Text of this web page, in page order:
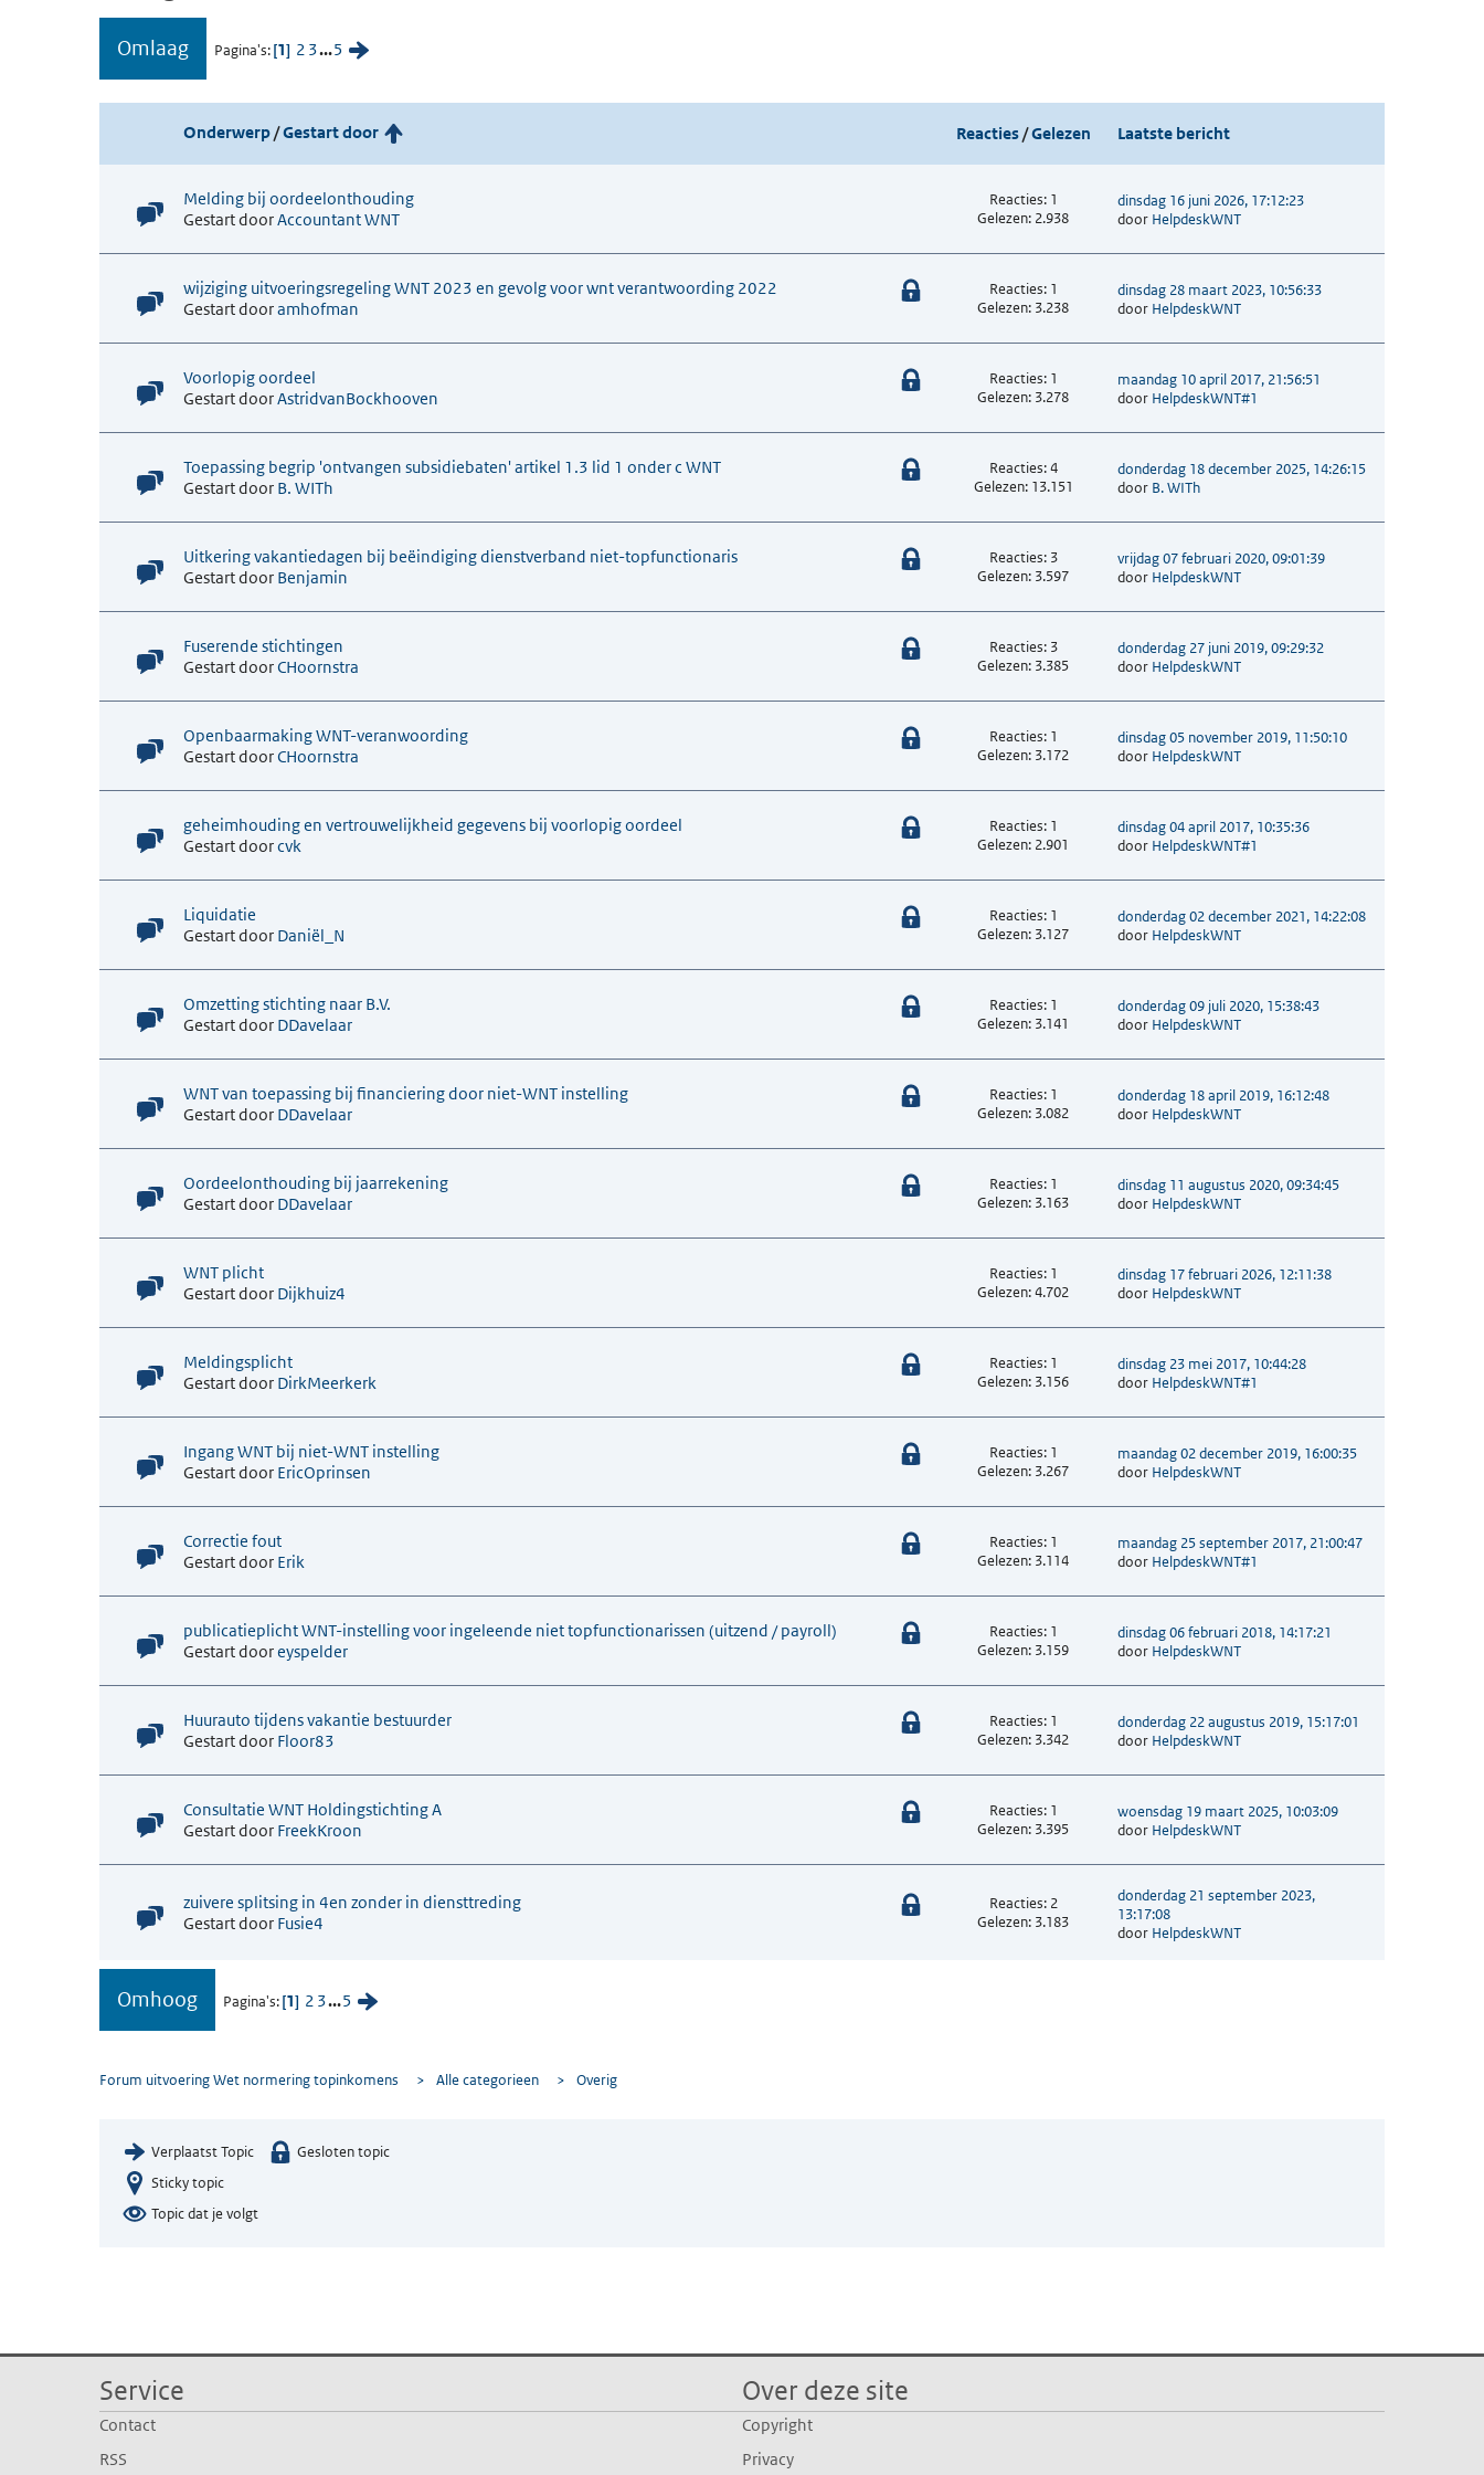
Omlaag Pagina's 1 2 3...5
Onderwerp/Gestart door Reacties/Gelezen Laatste bericht
Melding bij oordeelonthouding
Gestart doorAccountant WNT
Reacties: 1
Gelezen: 2.938
dinsdag 16 juni 2026, 17:12:23
door HelpdeskWNT
wijziging uitvoeringsregeling WNT 2023 en gevolg voor wnt verantwoording 2022
Gestart dooramhofman
Reacties: 1
Gelezen: 3.238
dinsdag 28 maart 2023, 10:56:33
door HelpdeskWNT
Voorlopig oordeel
Gestart doorAstridvanBockhooven
Reacties: 1
Gelezen: 3.278
maandag 10 april 2017, 21:56:51
door HelpdeskWNT#1
Toepassing begrip 'ontvangen subsidiebaten' artikel 1.3 lid 1 onder c WNT
Gestart door B. WITh
Reacties: 4
Gelezen: 13.151
donderdag 18 december 2025, 14:26:15
door B. WITh
Uitkering vakantiedagen bij beëindiging dienstverband niet-topfunctionaris
Gestart door Benjamin
Reacties: 3
Gelezen: 3.597
vrijdag 07 februari 2020, 09:01:39
door HelpdeskWNT
Fuserende stichtingen
Gestart doorCHoornstra
Reacties: 3
Gelezen: 3.385
donderdag 27 juni 2019, 09:29:32
door HelpdeskWNT
Openbaarmaking WNT-veranwoording
Gestart doorCHoornstra
Reacties: 1
Gelezen: 3.172
dinsdag 05 november 2019, 11:50:10
door HelpdeskWNT
geheimhouding en vertrouwelijkheid gegevens bij voorlopig oordeel
Gestart doorcvk
Reacties: 1
Gelezen: 2.901
dinsdag 04 april 2017, 10:35:36
door HelpdeskWNT#1
Liquidatie
Gestart door Daniël_N
Reacties: 1
Gelezen: 3.127
donderdag 02 december 2021, 14:22:08
door HelpdeskWNT
Omzetting stichting naar B.V.
Gestart door DDavelaar
Reacties: 1
Gelezen: 3.141
donderdag 09 juli 2020, 15:38:43
door HelpdeskWNT
WNT van toepassing bij financiering door niet-WNT instelling
Gestart door DDavelaar
Reacties: 1
Gelezen: 3.082
donderdag 18 april 2019, 16:12:48
door HelpdeskWNT
Oordeelonthouding bij jaarrekening
Gestart door DDavelaar
Reacties: 1
Gelezen: 3.163
dinsdag 11 augustus 2020, 09:34:45
door HelpdeskWNT
WNT plicht
Gestart door Dijkhuiz4
Reacties: 1
Gelezen: 4.702
dinsdag 17 februari 2026, 12:11:38
door HelpdeskWNT
Meldingsplicht
Gestart door DirkMeerkerk
Reacties: 1
Gelezen: 3.156
dinsdag 23 mei 2017, 10:44:28
door HelpdeskWNT#1
Ingang WNT bij niet-WNT instelling
Gestart door EricOprinsen
Reacties: 1
Gelezen: 3.267
maandag 02 december 2019, 16:00:35
door HelpdeskWNT
Correctie fout
Gestart door Erik
Reacties: 1
Gelezen: 3.114
maandag 25 september 2017, 21:00:47
door HelpdeskWNT#1
publicatieplicht WNT-instelling voor ingeleende niet topfunctionarissen (uitzend / payroll)
Gestart dooreyspelder
Reacties: 1
Gelezen: 3.159
dinsdag 06 februari 2018, 14:17:21
door HelpdeskWNT
Huurauto tijdens vakantie bestuurder
Gestart door Floor83
Reacties: 1
Gelezen: 3.342
donderdag 22 augustus 2019, 15:17:01
door HelpdeskWNT
Consultatie WNT Holdingstichting A
Gestart door FreekKroon
Reacties: 1
Gelezen: 3.395
woensdag 19 maart 2025, 10:03:09
door HelpdeskWNT
zuivere splitsing in 4en zonder in diensttreding
Gestart door Fusie4
Reacties: 2
Gelezen: 3.183
donderdag 21 september 2023,
13:17:08
door HelpdeskWNT
Omhoog Pagina's 1 2 3...5
Forum uitvoering Wet normering topinkomens > Alle categorieen > Overig
Verplaatst Topic
Gesloten topic
Sticky topic
Topic dat je volgt
Service
Contact
RSS
Over deze site
Copyright
Privacy